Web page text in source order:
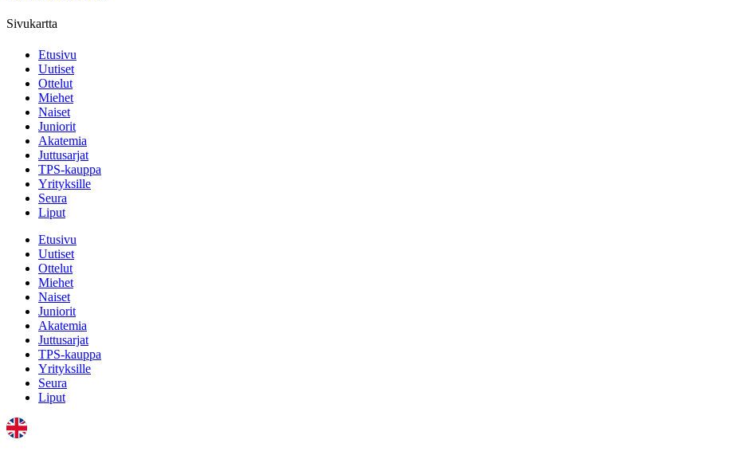
Sivukartta
Etusivu
Uutiset
Ottelut
Miehet
Naiset
Juniorit
Akatemia
Juttusarjat
TPS-kauppa
Yrityksille
Seura
Liput
Etusivu
Uutiset
Ottelut
Miehet
Naiset
Juniorit
Akatemia
Juttusarjat
TPS-kauppa
Yrityksille
Seura
Liput